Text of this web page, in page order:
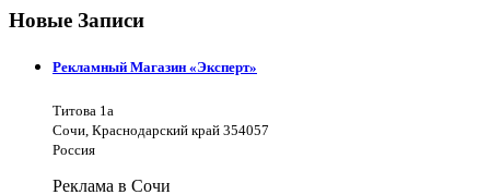
Новые Записи
Рекламный Магазин «Эксперт»
Титова 1а
Сочи, Краснодарский край 354057
Россия
Реклама в Сочи